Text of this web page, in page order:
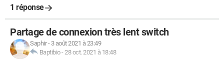
1 réponse
Partage de connexion très lent switch
Saphir- 3 août 2021 à 23:49
Baptibio-28 oct. 2021 à 18:48